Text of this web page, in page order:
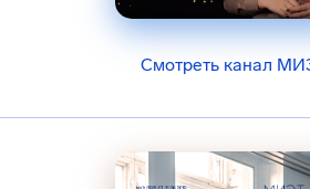
Смотреть канал